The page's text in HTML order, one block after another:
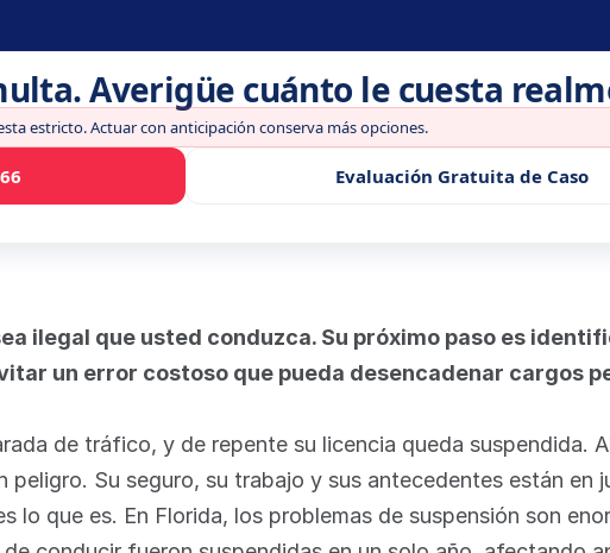
Averigüe cuánto le cuesta
estricto. Actuar con anticipación conserva más opciones.
Evaluación Gratuita de Caso
ilegal que usted conduzca. Su próximo paso es
un error costoso que pueda desencadenar cargos
de tráfico, y de repente su licencia queda suspendida.
Su seguro, su trabajo y sus antecedentes están en
lo que es. En Florida, los problemas de suspensión son